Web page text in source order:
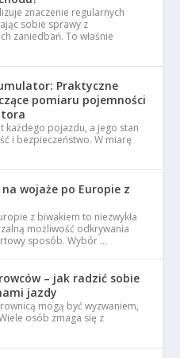
znaczenie regularnych
sobie sprawy z
zaniedbań. To właśnie
Praktyczne
pomiaru pojemności
każdego pojazdu, a jego stan
i bezpieczeństwo. W miarę
wojaże po Europie z
z biwakiem to niezwykła
możliwość odkrywania
sposób. Wybór …
– jak radzić sobie
jazdy
mogą być wyzwaniem,
osób zmaga się z